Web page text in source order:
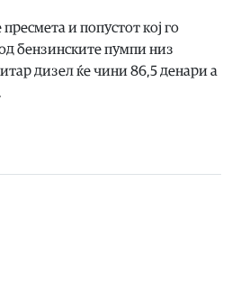
и попустот кој го
бензинските пумпи низ
дизел ќе чини 86,5 денари а